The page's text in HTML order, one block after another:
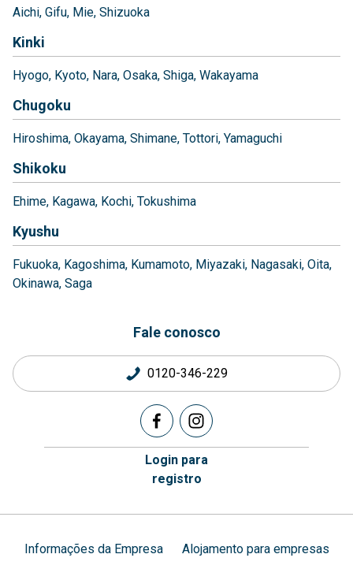
Aichi Gifu Mie Shizuoka
Kinki
Hyogo Kyoto Nara Osaka Shiga Wakayama
Chugoku
Hiroshima Okayama Shimane Tottori Yamaguchi
Shikoku
Ehime Kagawa Kochi Tokushima
Kyushu
Fukuoka Kagoshima Kumamoto Miyazaki Nagasaki Oita
Okinawa Saga
Fale conosco
0120-346-229
Login para
registro
Informações da Empresa
Alojamento para empresas